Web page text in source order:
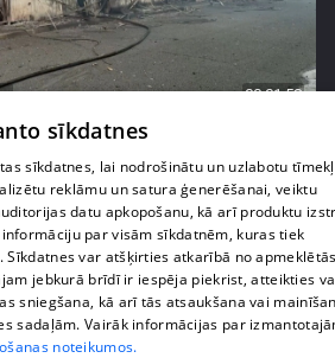
00:01:58
no pēdējā laika
uzbrukumiem
sīkdatnes
sīkdatnes, lai nodrošinātu un uzlabotu
reklāmu un satura ģenerēšanai, veiktu
datu apkopošanu, kā arī produktu
par visām sīkdatnēm, kuras tiek
var atšķirties atkarībā no
jebkurā brīdī ir iespēja piekrist, atteikties
sniegšana, kā arī tās atsaukšana vai
sadaļām. Vairāk informācijas par
noteikumos.